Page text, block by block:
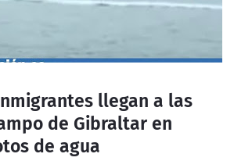
llegan a las
de Gibraltar en
de agua